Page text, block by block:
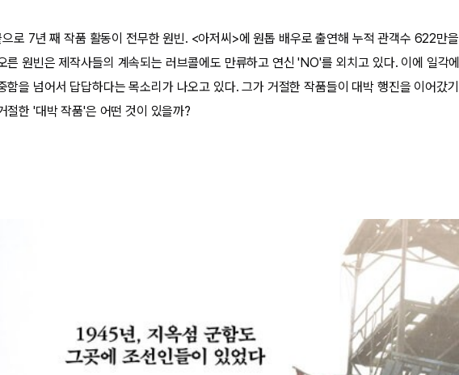
로 7년 째 작품 활동이 전무한 원빈. <아저씨>에 원톱 배우로 출연해 누적 관객수 622만을
른 원빈은 제작사들의 계속되는 러브콜에도 만류하고 연신 'NO'를 외치고 있다. 이에 일각에
함을 넘어서 답답하다는 목소리가 나오고 있다. 그가 거절한 작품들이 대박 행진을 이어갔기
절한 '대박 작품'은 어떤 것이 있을까?